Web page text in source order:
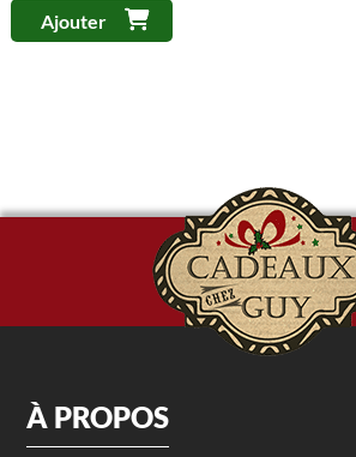
Ajouter
À PROPOS